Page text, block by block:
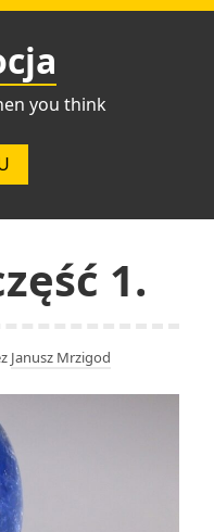
you think
1.
Janusz Mrzigod